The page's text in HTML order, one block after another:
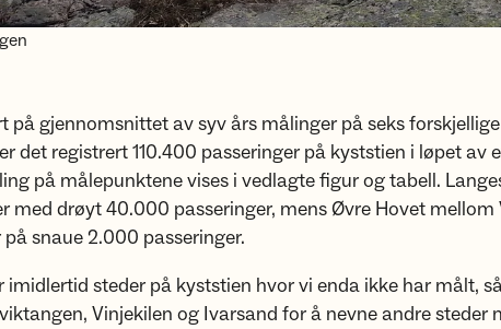
på gjennomsnittet av syv års målinger på seks
det registrert 110.400 passeringer på kyststien i løpet av
på målepunktene vises i vedlagte figur og tabell.
med drøyt 40.000 passeringer, mens Øvre Hovet mellom
på snaue 2.000 passeringer.
imidlertid steder på kyststien hvor vi enda ikke har målt,
Vinjekilen og Ivarsand for å nevne andre steder